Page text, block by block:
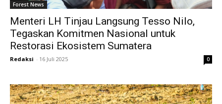
Forest News
Menteri LH Tinjau Langsung Tesso Nilo,
Tegaskan Komitmen Nasional untuk
Restorasi Ekosistem Sumatera
Redaksi - 16 Juli 2025 0